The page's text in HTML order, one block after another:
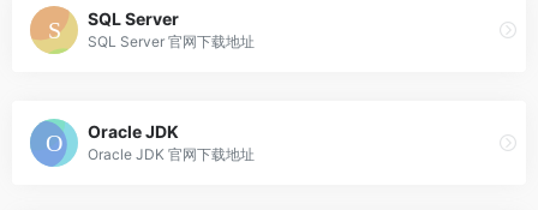
SQL Server
SQL Server 官网下载地址
Oracle JDK
Oracle JDK 官网下载地址